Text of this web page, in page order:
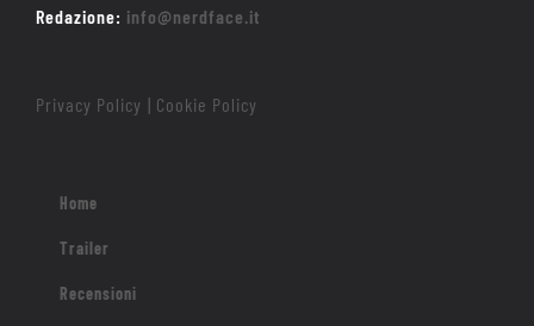
Redazione: info@nerdface.it
Privacy Policy Cookie Policy
Home
Trailer
Recensioni